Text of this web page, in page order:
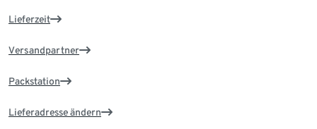
Lieferzeit
Versandpartner
Packstation
Lieferadresse ändern